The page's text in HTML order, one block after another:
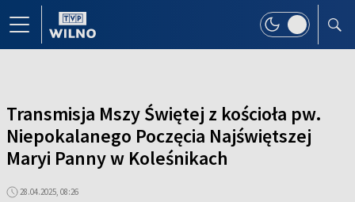
Transmisja Mszy Świętej z kościoła pw.
Niepokalanego Poczęcia Najświętszej
Maryi Panny w Koleśnikach
28.04.2025, 08:26